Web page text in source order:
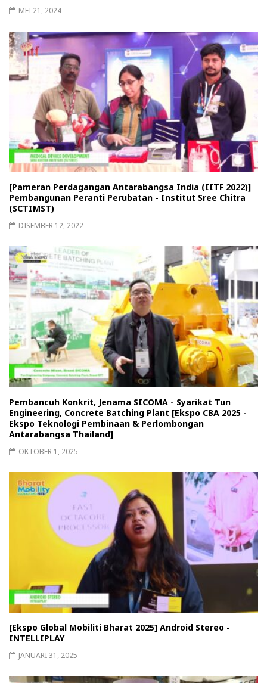
MEI 21, 2024
[Pameran Perdagangan Antarabangsa India (IITF 2022)]
Pembangunan Peranti Perubatan - Institut Sree Chitra
(SCTIMST)
DISEMBER 12, 2022
Pembancuh Konkrit, Jenama SICOMA - Syarikat Tun
Engineering, Concrete Batching Plant [Ekspo CBA 2025 -
Ekspo Teknologi Pembinaan & Perlombongan
Antarabangsa Thailand]
OKTOBER 1, 2025
[Ekspo Global Mobiliti Bharat 2025] Android Stereo -
INTELLIPLAY
JANUARI 31, 2025